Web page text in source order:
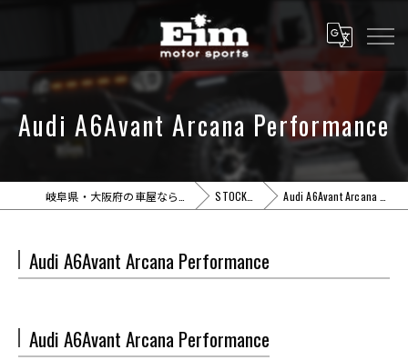
Audi A6Avant Arcana Performance
STOCK CARS Audi A6Avant Arcana Performance
Audi A6Avant Arcana Performance
Audi A6Avant Arcana Performance